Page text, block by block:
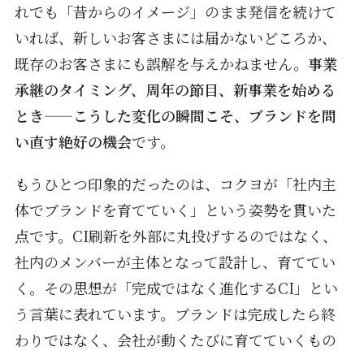
れでも「昔からのイメージ」のまま発信を続けて
いれば、新しいお客さまには届かないどころか、
既存のお客さまにも誤解を与えかねません。 事業
承継のタイミング、周年の節目、新事業を始める
とき——こうした変化の瞬間こそ、ブランドを問
い直す絶好の機会です。
もうひとつ印象的だったのは、コクヨが「社内主
体でブランドを育てていく」という姿勢を貫いた
点です。CI刷新を外部に丸投げするのではなく、
社内のメンバーが主体となって設計し、育ててい
く。その思想が「完成ではなく進化するCI」とい
う言葉に表れています。ブランドは完成したら終
わりではなく、会社が動くたびに育てていくもの